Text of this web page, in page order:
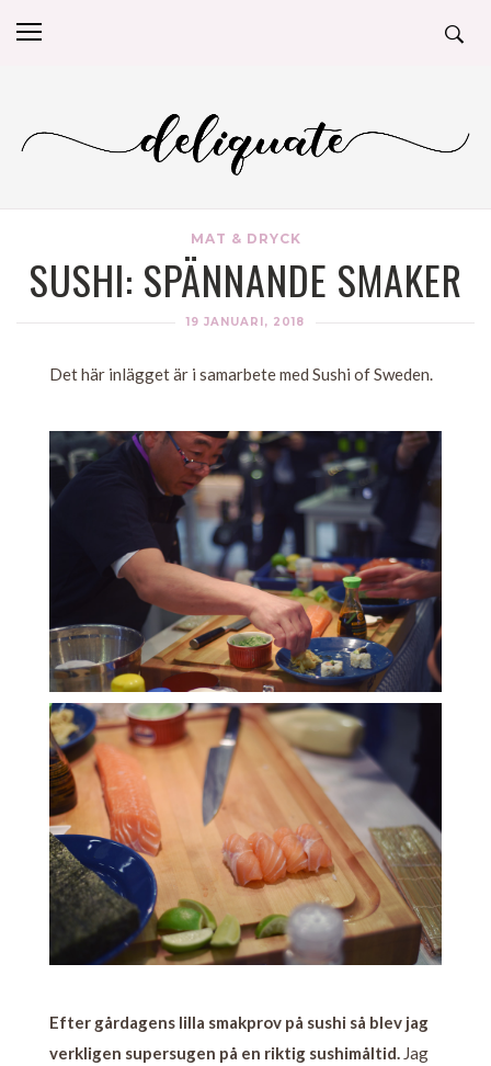
MAT & DRYCK
SUSHI: SPÄNNANDE SMAKER
19 JANUARI, 2018
Det här inlägget är i samarbete med Sushi of Sweden.
Efter gårdagens lilla smakprov på sushi så blev jag
verkligen supersugen på en riktig sushimåltid. Jag